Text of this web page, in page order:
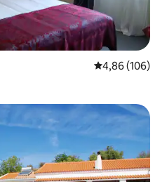
4,86 de uma
4,86 (106)